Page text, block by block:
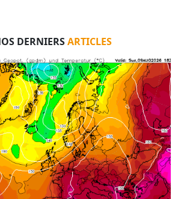
DERNIERSARTICLES